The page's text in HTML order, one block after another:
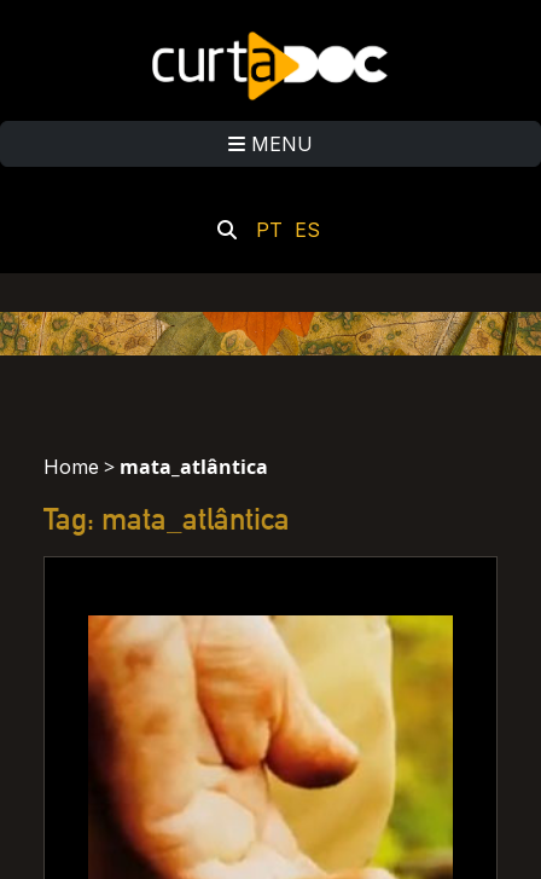
MENU
PT ES
Home > mata_atlântica
Tag: mata_atlântica